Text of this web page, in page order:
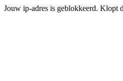
Jouw ip-adres is geblokkeerd. Klopt